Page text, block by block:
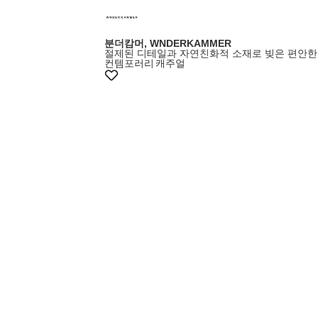
분더캄머, WNDERKAMMER
절제된 디테일과 자연친화적 소재로 빚은 편안
컨템포러리 캐주얼